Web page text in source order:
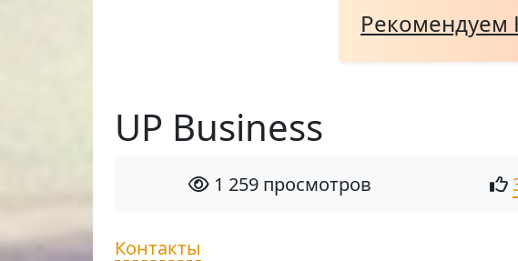
Рекомендуем
UP Business
1 259 просмотров
Контакты